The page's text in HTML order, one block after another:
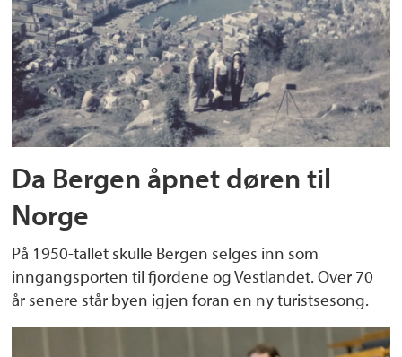
Da Bergen åpnet døren til
Norge
På 1950-tallet skulle Bergen selges inn som
inngangsporten til fjordene og Vestlandet. Over 70
år senere står byen igjen foran en ny turistsesong.